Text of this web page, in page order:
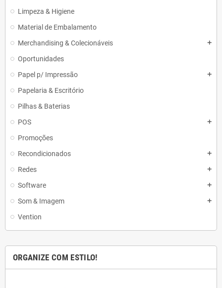
Limpeza & Higiene
Material de Embalamento
Merchandising & Colecionáveis
add
Oportunidades
Papel p/ Impressão
add
Papelaria & Escritório
Pilhas & Baterias
POS
add
Promoções
Recondicionados
add
Redes add
Software add
Som & Imagem add
Vention
ORGANIZE COM ESTILO!